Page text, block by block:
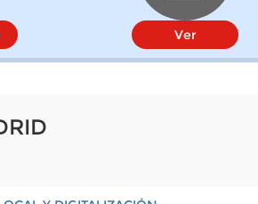
Ver